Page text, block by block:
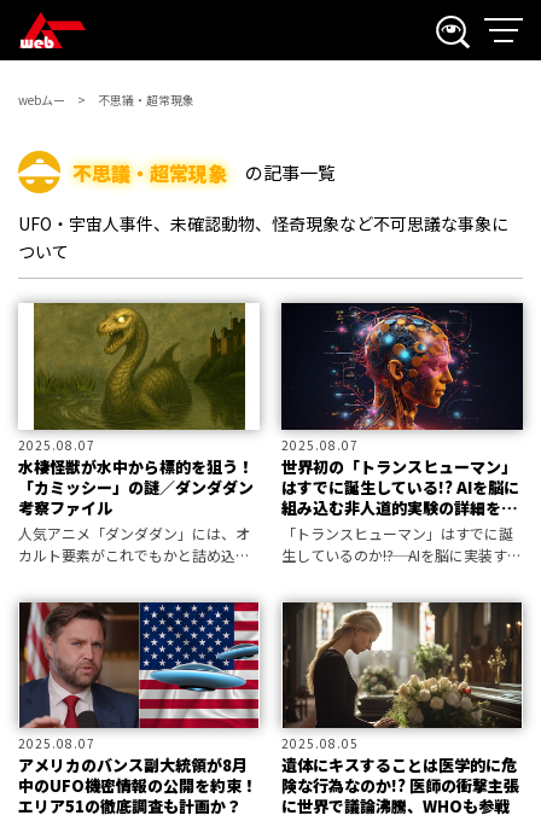
webムー 不思議・超常現象
不思議・超常現象 の記事一覧
UFO・宇宙人事件、未確認動物、怪奇現象など不可思議な事象に
ついて
2025.08.07
水棲怪獣が水中から標的を狙う！
「カミッシー」の謎／ダンダダン
考察ファイル
人気アニメ「ダンダダン」には、オ
カルト要素がこれでもかと詰め込ま
を熱狂させたあのUMAも──！
2025.08.07
世界初の「トランスヒューマン」
はすでに誕生している!? AIを脳に
組み込む非人道的実験の詳細を米
元軍人が告発！
「トランスヒューマン」はすでに誕
生しているのか――!? AIを脳に実装する
れていることが元米軍人によって暴
露された！
2025.08.07
アメリカのバンス副大統領が8月
中のUFO機密情報の公開を約束！
エリア51の徹底調査も計画か？
2025.08.05
遺体にキスすることは医学的に危
険な行為なのか!? 医師の衝撃主張
に世界で議論沸騰、WHOも参戦